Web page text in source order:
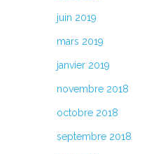
juin 2019
mars 2019
janvier 2019
novembre 2018
octobre 2018
septembre 2018